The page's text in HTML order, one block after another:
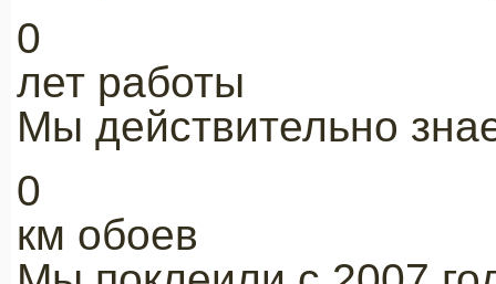
0
лет работы
Мы действительно
0
км обоев